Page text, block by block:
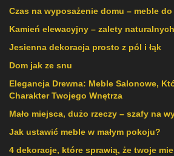
Czas na wyposażenie domu – meble
Kamień elewacyjny – zalety
Jesienna dekoracja prosto z pól i łąk
Dom jak ze snu
Elegancja Drewna: Meble Salonowe,
Charakter Twojego Wnętrza
Mało miejsca, dużo rzeczy – szafy na
Jak ustawić meble w małym pokoju?
4 dekoracje, które sprawią, że twoje